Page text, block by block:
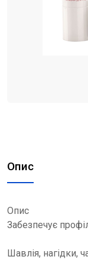
Опис
Опис
Забезпечує
Шавлія, нагідки,